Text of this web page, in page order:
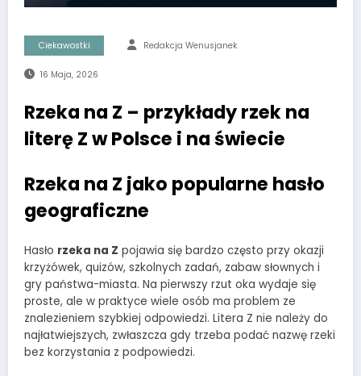
Ciekawostki Redakcja Wenusjanek
16 Maja, 2026
Rzeka na Z – przykłady rzek na
literę Z w Polsce i na świecie
Rzeka na Z jako popularne hasło
geograficzne
Hasło rzeka na Z pojawia się bardzo często przy okazji
krzyżówek, quizów, szkolnych zadań, zabaw słownych i
gry państwa-miasta. Na pierwszy rzut oka wydaje się
proste, ale w praktyce wiele osób ma problem ze
znalezieniem szybkiej odpowiedzi. Litera Z nie należy do
najłatwiejszych, zwłaszcza gdy trzeba podać nazwę rzeki
bez korzystania z podpowiedzi.